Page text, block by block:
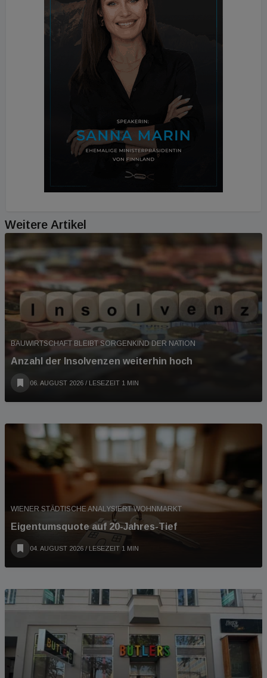
Weitere Artikel
BAUWIRTSCHAFT BLEIBT SORGENKIND DER NATION
Anzahl der Insolvenzen weiterhin hoch
06. AUGUST 2026 / LESEZEIT 1 MIN
WIENER STÄDTISCHE ANALYSIERT WOHNMARKT
Eigentumsquote auf 20-Jahres-Tief
04. AUGUST 2026 / LESEZEIT 1 MIN